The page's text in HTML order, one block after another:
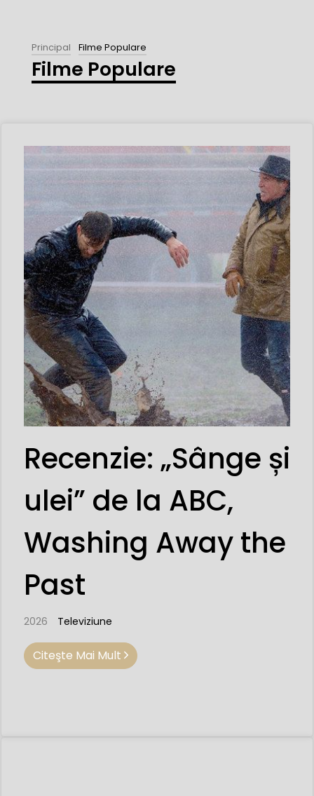
Principal Filme Populare
Filme Populare
Recenzie: „Sânge și
ulei” de la ABC,
Washing Away the
Past
2026 Televiziune
Citeşte Mai Mult